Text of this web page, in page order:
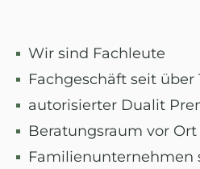
Wir sind Fachleute
Fachgeschäft seit über
autorisierter Dualit
Beratungsraum vor Ort
Familienunternehmen